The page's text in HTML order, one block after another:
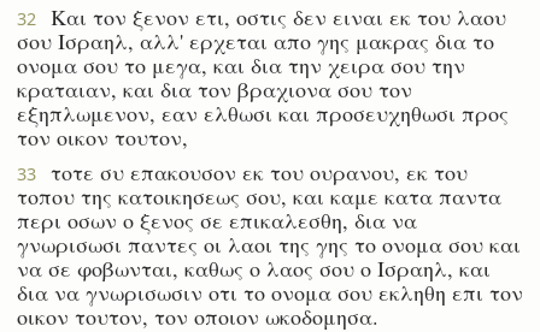
32
Και τον ξενον ετι, οστις δεν ειναι εκ του λαου
σου Ισραηλ, αλλ' ερχεται απο γης μακρας δια το
ονομα σου το μεγα, και δια την χειρα σου την
κραταιαν, και δια τον βραχιονα σου τον
εξηπλωμενον, εαν ελθωσι και προσευχηθωσι προς
τον οικον τουτον,
33
τοτε συ επακουσον εκ του ουρανου, εκ του
τοπου της κατοικησεως σου, και καμε κατα παντα
περι οσων ο ξενος σε επικαλεσθη, δια να
γνωρισωσι παντες οι λαοι της γης το ονομα σου και
να σε φοβωνται, καθως ο λαος σου ο Ισραηλ, και
δια να γνωρισωσιν οτι το ονομα σου εκληθη επι τον
οικον τουτον, τον οποιον ωκοδομησα.